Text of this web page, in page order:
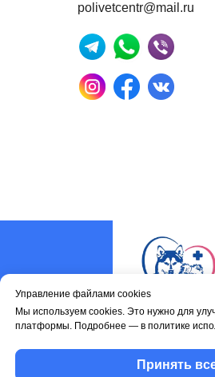
polivetcentr@mail.ru
Услуги Наши
Управление файлами cookies
Мы используем cookies. Это нужно для
платформы. Подробнее — в политике
Принять